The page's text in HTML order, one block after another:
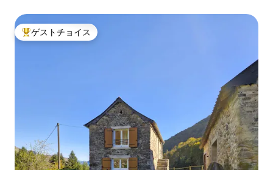
大好評のゲストチョイスです。
ゲストチョイス